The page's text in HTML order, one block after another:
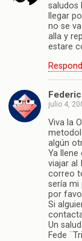
saludos
llegar
no se
alla y
estare
julio 4,
Viva la
algún
Ya
viajar al
correo
sería mi
por
Si
Un
Fede